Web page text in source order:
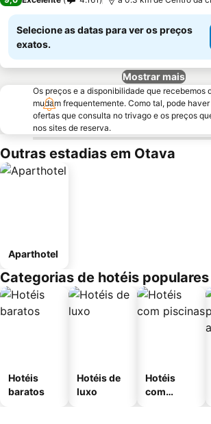
Selecione as datas para ver os preços
exatos.
Mostrar mais
Os preços e a disponibilidade que recebemos
mudam frequentemente. Como tal, pode
ofertas que consulta no trivago e os preços
nos sites de reserva.
Outras estadias em Otava
Aparthotel
Categorias de hotéis
Hotéis
baratos
Hotéis de
luxo
Hotéis
com